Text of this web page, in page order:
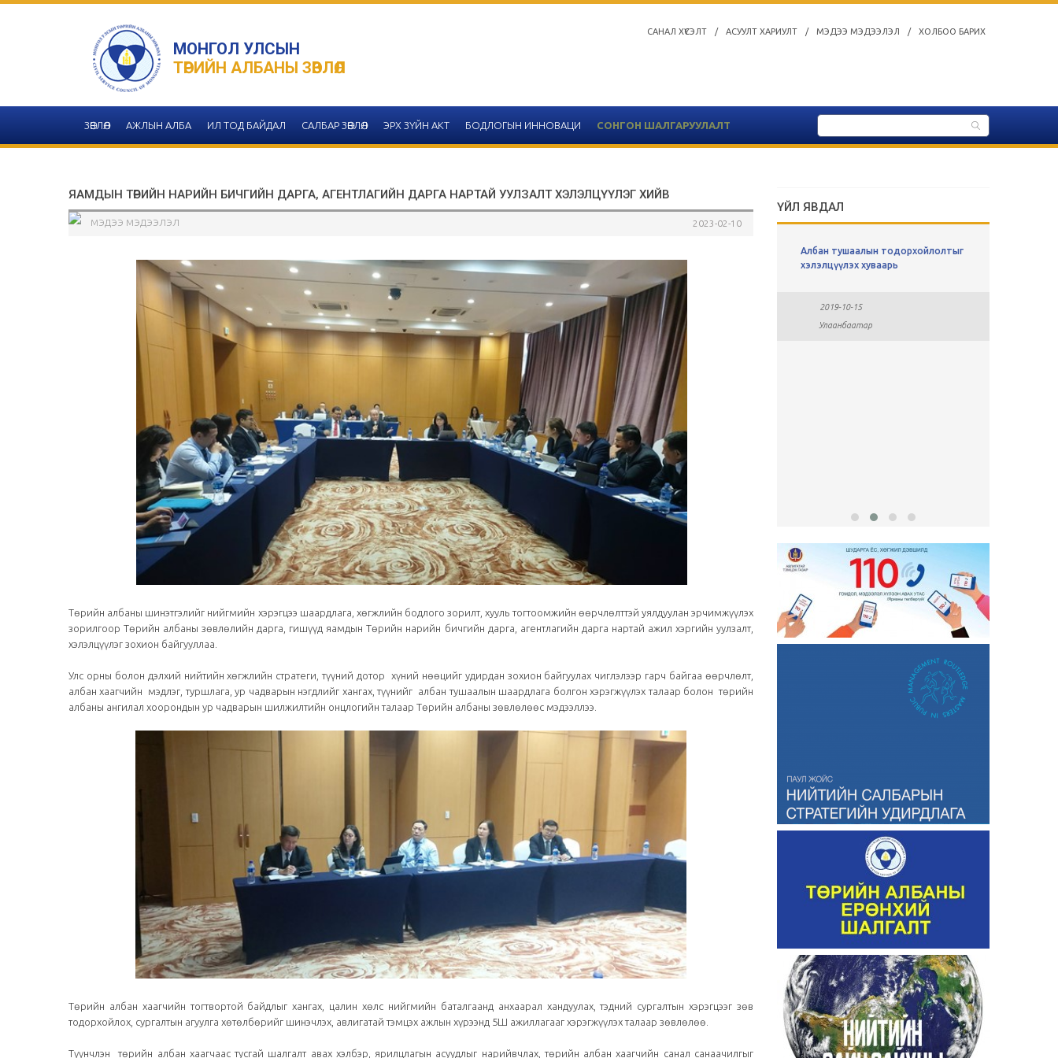
МОНГОЛ УЛСЫН
ТӨРИЙН АЛБАНЫ ЗӨВЛӨЛ
САНАЛ ХҮСЭЛТ / АСУУЛТ ХАРИУЛТ / МЭДЭЭ МЭДЭЭЛЭЛ / ХОЛБОО БАРИХ
ЗӨВЛӨЛ АЖЛЫН АЛБА ИЛ ТОД БАЙДАЛ САЛБАР ЗӨВЛӨЛ ЭРХ ЗҮЙН АКТ БОДЛОГЫН ИННОВАЦИ СОНГОН ШАЛГАРУУЛАЛТ
ЯАМДЫН ТӨРИЙН НАРИЙН БИЧГИЙН ДАРГА, АГЕНТЛАГИЙН ДАРГА НАРТАЙ УУЛЗАЛТ ХЭЛЭЛЦҮҮЛЭГ ХИЙВ
МЭДЭЭ МЭДЭЭЛЭЛ 2023-02-10
Төрийн албаны шинэтгэлийг нийгмийн хэрэгцээ шаардлага, хөгжлийн бодлого зорилт, хууль тогтоомжийн өөрчлөлттэй уялдуулан эрчимжүүлэх
зорилгоор Төрийн албаны зөвлөлийн дарга, гишүүд яамдын Төрийн нарийн бичгийн дарга, агентлагийн дарга нартай ажил хэргийн уулзалт,
хэлэлцүүлэг зохион байгууллаа.
Улс орны болон дэлхий нийтийн хөгжлийн стратеги, түүний дотор хүний нөөцийг удирдан зохион байгуулах чиглэлээр гарч байгаа өөрчлөлт,
албан хаагчийн мэдлэг, туршлага, ур чадварын нэгдлийг хангах, түүнийг албан тушаалын шаардлага болгон хэрэгжүүлэх талаар болон төрийн
албаны ангилал хоорондын ур чадварын шилжилтийн онцлогийн талаар Төрийн албаны зөвлөлөөс мэдээллээ.
Төрийн албан хаагчийн тогтвортой байдлыг хангах, цалин хөлс нийгмийн баталгаанд анхаарал хандуулах, тэдний сургалтын хэрэгцээг зөв
тодорхойлох, сургалтын агуулга хөтөлбөрийг шинэчлэх, авлигатай тэмцэх ажлын хүрээнд 5Ш ажиллагааг хэрэгжүүлэх талаар зөвлөлөө.
Түүнчлэн төрийн албан хаагчаас тусгай шалгалт авах хэлбэр, ярилцлагын асуудлыг нарийвчлах, төрийн албан хаагчийн санал санаачилгыг
ҮЙЛ ЯВДАЛ
тайлангийн хүснэгтийн хавсралт
2020-12-14
Улаанбаатар
Төрийн албаны...
Албан тушаалын тодорхойлолтыг
хэлэлцүүлэх хуваарь
2019-10-15
Улаанбаатар